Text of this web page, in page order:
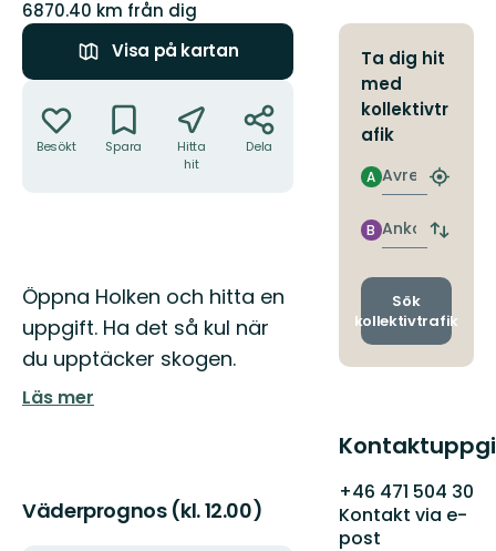
6870.40 km från dig
Visa på kartan
Besökt Spara
Hitta
hit
Dela
Beskrivning
Öppna Holken och hitta en
uppgift. Ha det så kul när
du upptäcker skogen.
Läs mer
Väderprognos (kl. 12.00)
Ta dig hit
med
kollektivtr
afik
Avresa
A
Hitta
Ankomst
B
Byt
och
Sök
kollektivtrafik
+46 471 504 30
Kontakt via e-
post